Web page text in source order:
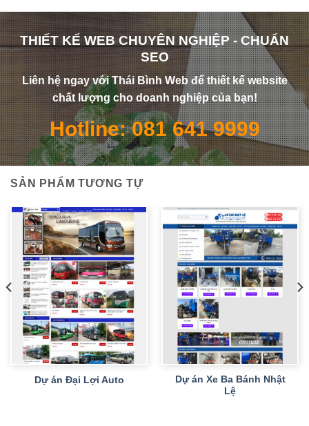
THIẾT KẾ WEB CHUYÊN NGHIỆP - CHUẨN
SEO
Liên hệ ngay với Thái Bình Web để thiết kế website
chất lượng cho doanh nghiệp của bạn!
Hotline: 081 641 9999
SẢN PHẨM TƯƠNG TỰ
Dự án Đại Lợi Auto
Dự án Xe Ba Bánh Nhật
Lệ